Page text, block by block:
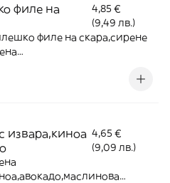
филе на
4,85 €
(9,49 лв.)
филе на скара,сирене
извара,киноа 4,65 €
(9,09 лв.)